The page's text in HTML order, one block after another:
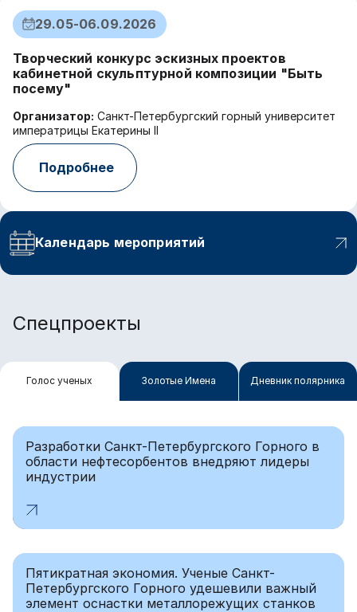
29.05-06.09.2026
Творческий конкурс эскизных проектов
кабинетной скульптурной композиции "Быть
посему"
Организатор: Санкт-Петербургский горный университет
императрицы Екатерины II
Подробнее
Календарь мероприятий
Спецпроекты
Голос ученых Золотые Имена Дневник полярника
Разработки Санкт-Петербургского Горного в
области нефтесорбентов внедряют лидеры
индустрии
Пятикратная экономия. Ученые Санкт-
Петербургского Горного удешевили важный
элемент оснастки металлорежущих станков